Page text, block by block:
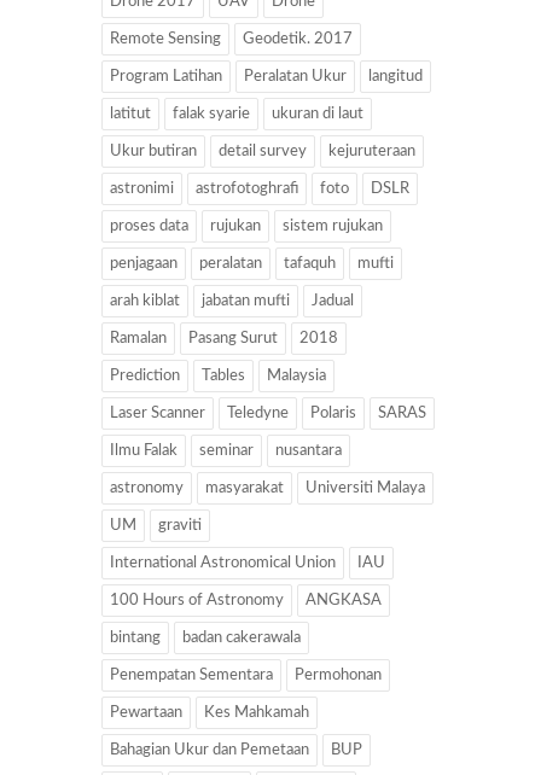
Remote Sensing Geodetik. 2017
Program Latihan Peralatan Ukur langitud
latitut falak syarie ukuran di laut
Ukur butiran detail survey kejuruteraan
astronimi astrofotoghrafi foto DSLR
proses data rujukan sistem rujukan
penjagaan peralatan tafaquh mufti
arah kiblat jabatan mufti Jadual
Ramalan Pasang Surut 2018
Prediction Tables Malaysia
Laser Scanner Teledyne Polaris SARAS
Ilmu Falak seminar nusantara
astronomy masyarakat Universiti Malaya
UM graviti
International Astronomical Union IAU
100 Hours of Astronomy ANGKASA
bintang badan cakerawala
Penempatan Sementara Permohonan
Pewartaan Kes Mahkamah
Bahagian Ukur dan Pemetaan BUP